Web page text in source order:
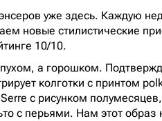
уже здесь. Каждую
новые стилистические
10/10.
а горошком.
колготки с принтом
с рисунком
с перьями. Нам этот образ